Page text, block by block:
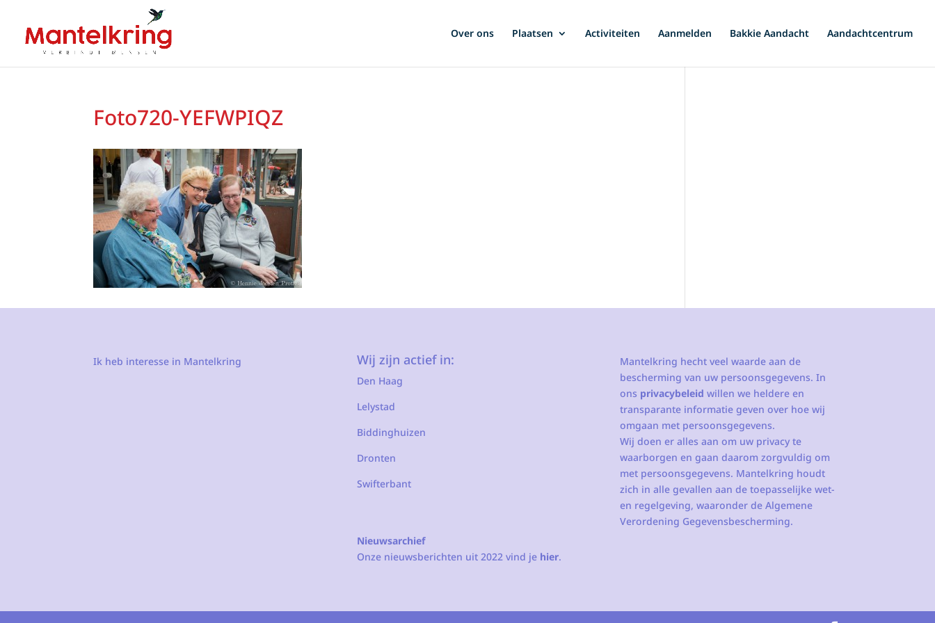
Over ons Plaatsen Activiteiten Aanmelden Bakkie Aandacht Aandachtcentrum
Foto720-YEFWPIQZ
Ik heb interesse in Mantelkring Wij zijn actief in:
Den Haag
Lelystad
Biddinghuizen
Dronten
Swifterbant
Nieuwsarchief
Onze nieuwsberichten uit 2022 vind je hier.
Mantelkring hecht veel waarde aan de
bescherming van uw persoonsgegevens. In
ons privacybeleid willen we heldere en
transparante informatie geven over hoe wij
omgaan met persoonsgegevens.
Wij doen er alles aan om uw privacy te
waarborgen en gaan daarom zorgvuldig om
met persoonsgegevens. Mantelkring houdt
zich in alle gevallen aan de toepasselijke wet-
en regelgeving, waaronder de Algemene
Verordening Gegevensbescherming.